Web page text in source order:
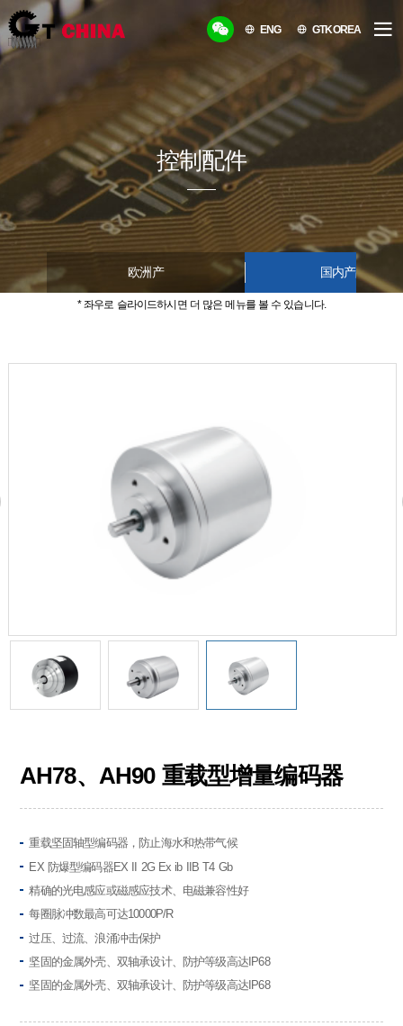
ENG GTKOREA
控制配件
欧洲产 国内产品
AH78、AH90 重载型增量编码器
重载坚固轴型编码器，防止海水和热带气候
EX 防爆型编码器EX II 2G Ex ib IIB T4 Gb
精确的光电感应或磁感应技术、电磁兼容性好
每圈脉冲数最高可达10000P/R
过压、过流、浪涌冲击保护
坚固的金属外壳、双轴承设计、防护等级高达IP68
坚固的金属外壳、双轴承设计、防护等级高达IP68